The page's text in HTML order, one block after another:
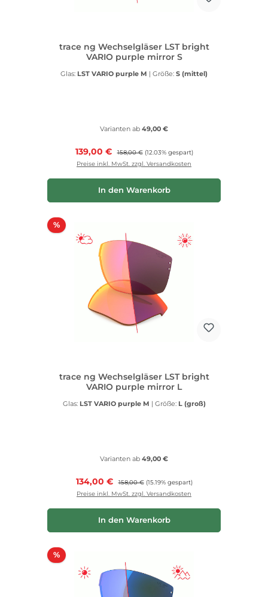
trace ng Wechselgläser LST bright
VARIO purple mirror S
Glas: LST VARIO purple M | Größe: S (mittel)
Varianten ab 49,00 €
Verkaufspreis:
139,00 € Regulärer Preis:
158,00 € (12.03% gespart)
Preise inkl. MwSt. zzgl. Versandkosten
In den Warenkorb
%Rabatt
trace ng Wechselgläser LST bright
VARIO purple mirror L
Glas: LST VARIO purple M | Größe: L (groß)
Varianten ab 49,00 €
Verkaufspreis:
134,00 € Regulärer Preis:
158,00 € (15.19% gespart)
Preise inkl. MwSt. zzgl. Versandkosten
In den Warenkorb
%Rabatt